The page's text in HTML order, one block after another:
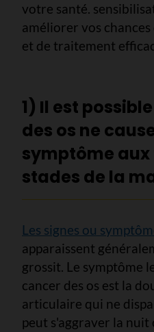
votre santé.
améliorer vos
et de traitement
1) Il est
des os ne
symptôme
stades de la
Les signes ou
apparaissent
grossit. Le symptôme
cancer des os est la
articulaire qui ne
peut s'aggraver la